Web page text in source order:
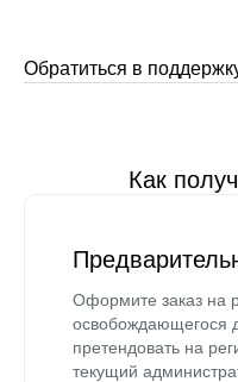
Обратиться в
Как
Оформите заказ на
освобождающегося
претендовать на
текущий